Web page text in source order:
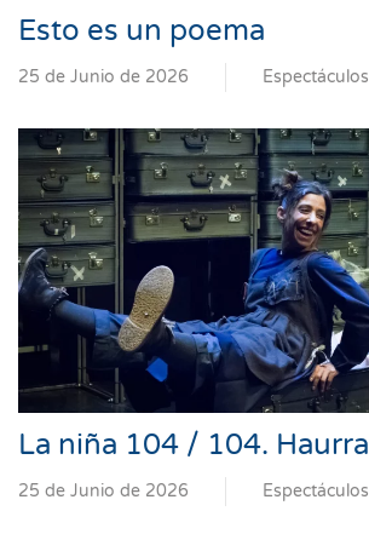
Esto es un poema
25 de Junio de 2026 Espectáculos
La niña 104 / 104. Haurra
25 de Junio de 2026 Espectáculos